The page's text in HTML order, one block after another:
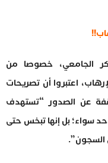
الجامعي، خصوصا من
اعتبروا أن تصريحات
عن الصدور “تستهدف
سواء؛ بل إنها تبخس حتى
السجون”.